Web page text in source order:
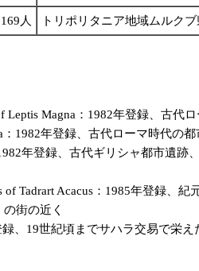
人 トリポリタニア地域ムルクブ
Leptis Magna：1982年登録、古
：1982年登録、古代ローマ時代
年登録、古代ギリシャ都市遺
Tadrart Acacus：1985年登録、
街の近く
、19世紀頃までサハラ交易で栄